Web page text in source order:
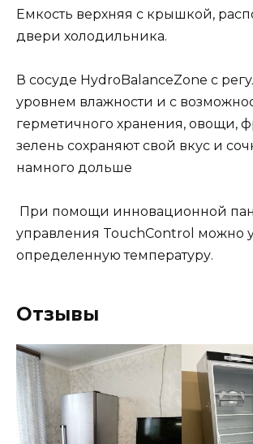
Емкость верхняя с крышкой,
двери холодильника.
В сосуде HydroBalanceZone с
уровнем влажности и с
герметичного хранения, овощи,
зелень сохраняют свой вкус и
намного дольше
При помощи инновационной
управления TouchControl можно
определенную температуру.
Отзывы